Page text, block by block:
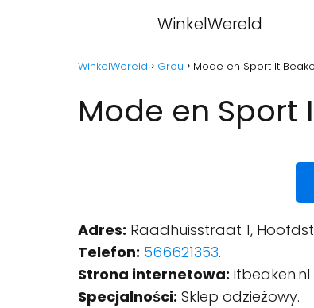
WinkelWereld
WinkelWereld Grou Mode en Sport It
Mode en Sport
Adres: Raadhuisstraat 1,
Telefon: 566621353.
Strona internetowa: itbeaken.nl
Specjalności: Sklep odzieżowy.